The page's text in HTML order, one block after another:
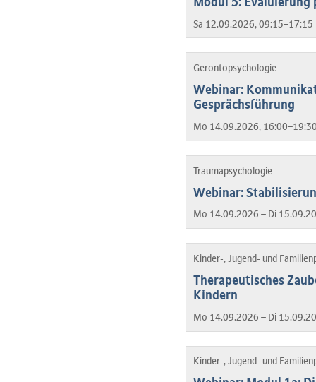
Sa 12.09.2026,
Gerontopsychologie
Webinar:
Gesprächsführung
Mo 14.09.2026,
Traumapsychologie
Webinar:
Mo 14.09.2026 – Di
Kinder-, Jugend- und
Therapeutisches
Kindern
Mo 14.09.2026 – Di
Kinder-, Jugend- und